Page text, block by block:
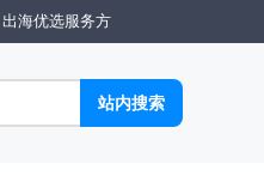
出海优选服务方